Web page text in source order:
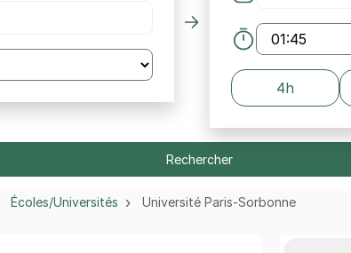
4h
Rechercher
Écoles/Universités Université Paris-Sorbonne